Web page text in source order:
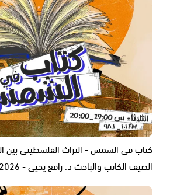
كتاب في الشمس - التراث الفلسطيني بين
الضيف الكاتب والباحث د. رافع يحيى - 16.06.2026